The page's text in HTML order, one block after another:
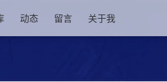
动态 留言 关于我